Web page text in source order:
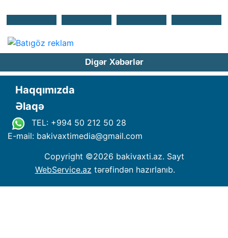
Digər Xəbərlər
Haqqımızda
Əlaqə
TEL: +994 50 212 50 28
E-mail: bakivaxtimedia@gmail.com
Copyright ©2026 bakivaxti.az. Sayt
WebService.az tərəfindən hazırlanıb.